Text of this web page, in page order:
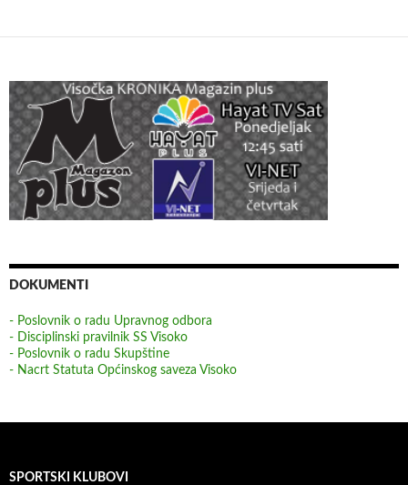
DOKUMENTI
- Poslovnik o radu Upravnog odbora
- Disciplinski pravilnik SS Visoko
- Poslovnik o radu Skupštine
- Nacrt Statuta Općinskog saveza Visoko
SPORTSKI KLUBOVI